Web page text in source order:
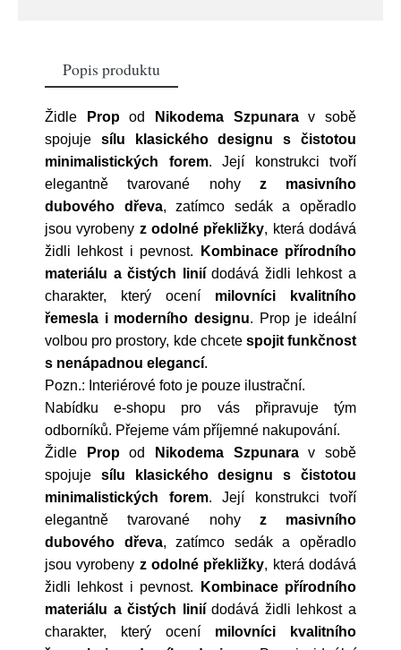
Popis produktu
Židle Propod Nikodema Szpunarav sobě
spojuje sílu klasického designu s čistotou
minimalistických forem. Její konstrukci tvoří
elegantně tvarované nohy z masivního
dubového dřeva, zatímco sedák a opěradlo
jsou vyrobeny z odolné překližky, která dodává
židli lehkost i pevnost.
Kombinace přírodního
materiálu a čistých linií dodává židli lehkost a
charakter, který ocení milovníci kvalitního
řemesla i moderního designu. Propje ideální
volbou pro prostory, kde chcetespojitfunkčnost
s nenápadnou elegancí.
Pozn.: Interiérové foto je pouze ilustrační.
Nabídku e-shopu pro vás připravuje tým
odborníků. Přejeme vám příjemné nakupování.
Židle
Propod Nikodema Szpunarav sobě
spojuje sílu klasického designu s čistotou
minimalistických forem. Její konstrukci tvoří
elegantně tvarované nohy z masivního
dubového dřeva, zatímco sedák a opěradlo
jsou vyrobeny z odolné překližky, která dodává
židli lehkost i pevnost.
Kombinace přírodního
materiálu a čistých linií dodává židli lehkost a
charakter, který ocení milovníci kvalitního